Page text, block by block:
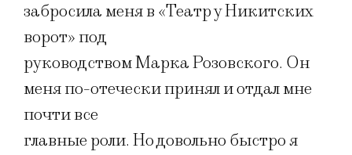
забросила меня в «Театр у Никитских
ворот» под
руководством Марка Розовского. Он
меня по-отечески принял и отдал мне
почти все
главные роли. Но довольно быстро я